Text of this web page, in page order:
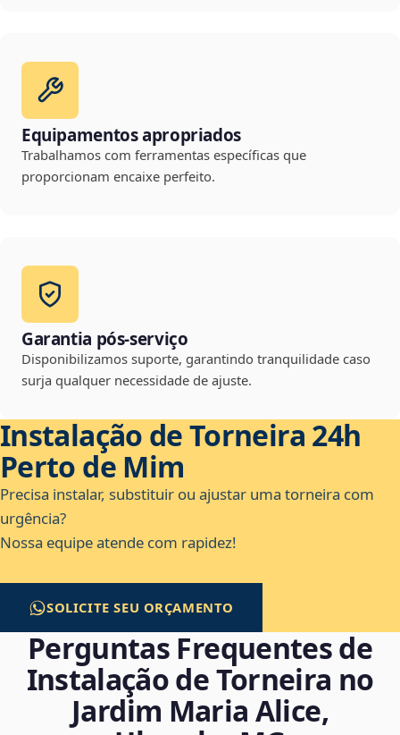
Equipamentos apropriados
Trabalhamos com ferramentas específicas que
proporcionam encaixe perfeito.
Garantia pós-serviço
Disponibilizamos suporte, garantindo tranquilidade caso
surja qualquer necessidade de ajuste.
Instalação de Torneira 24h
Perto de Mim
Precisa instalar, substituir ou ajustar uma torneira com
urgência?
Nossa equipe atende com rapidez!
SOLICITE SEU ORÇAMENTO
Perguntas Frequentes de
Instalação de Torneira no
Jardim Maria Alice,